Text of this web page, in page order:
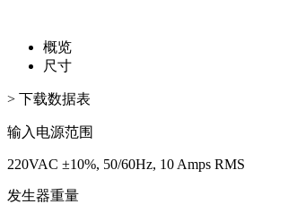
概览
尺寸
> 下载数据表
输入电源范围
220VAC ±10%, 50/60Hz, 10 Amps RMS
发生器重量